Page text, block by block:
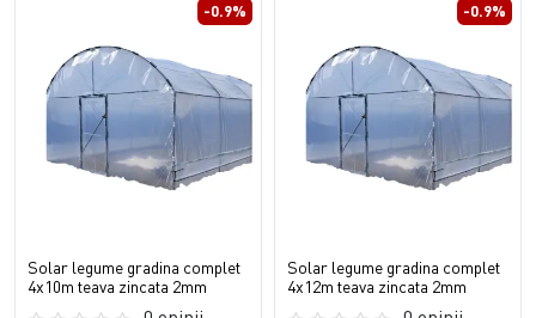
-0.9%
Solar legume gradina complet
4x10m teava zincata 2mm
-0.9%
Solar legume gradina complet
4x12m teava zincata 2mm